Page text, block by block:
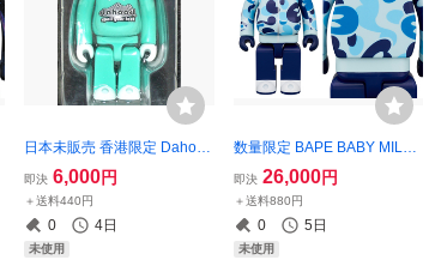
日本未販売 香港限定 Dahood
10th Anniversary 100%ベア
ブリック／未開封ラスト1
即決 6,000円
＋送料440円
0 4日
未使用
数量限定 BAPE BABY MILO
CAMO SHARK ブルー 400%
ベアブリック/未使用
即決 26,000円
＋送料880円
0 5日
未使用